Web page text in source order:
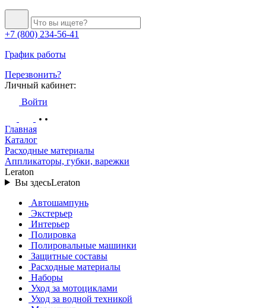
+7 (800) 234-56-41
График работы
Перезвонить?
Личный кабинет:
Войти
Главная
Каталог
Расходные материалы
Аппликаторы, губки, варежки
Leraton
Вы здесьLeraton
Автошампунь
Экстерьер
Интерьер
Полировка
Полировальные машинки
Защитные составы
Расходные материалы
Наборы
Уход за мотоциклами
Уход за водной техникой